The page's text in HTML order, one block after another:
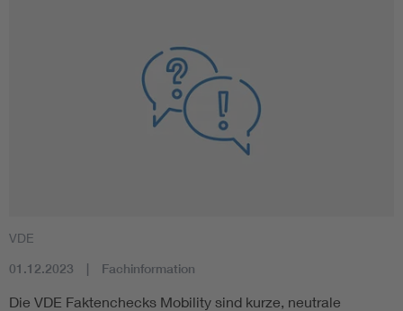
VDE
01.12.2023 Fachinformation
Die VDE Faktenchecks Mobility sind kurze, neutrale